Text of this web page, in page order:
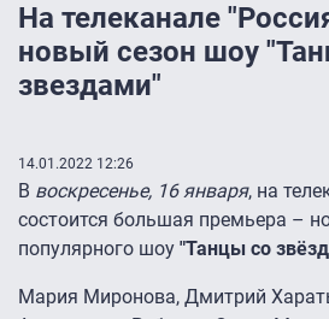
На телеканале
новый сезон шоу
звездами"
14.01.2022 12:26
В воскресенье, 16 января, на
состоится большая премьера –
популярного шоу "Танцы со
Мария Миронова, Дмитрий